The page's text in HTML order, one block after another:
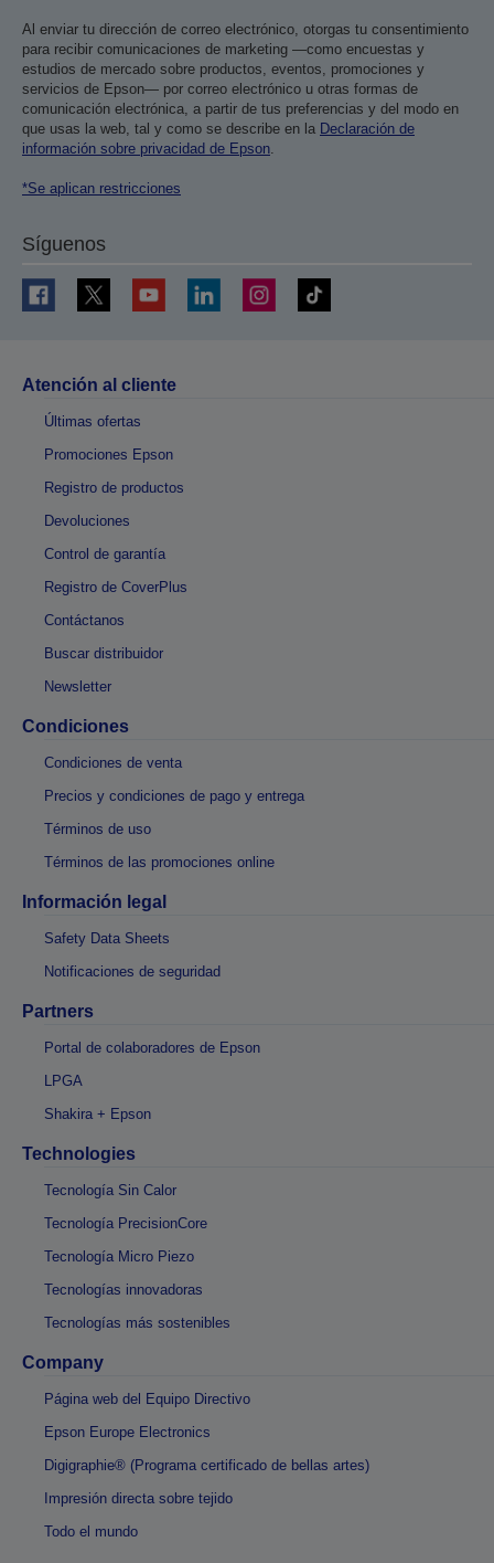
Al enviar tu dirección de correo electrónico, otorgas tu consentimiento
para recibir comunicaciones de marketing —como encuestas y
estudios de mercado sobre productos, eventos, promociones y
servicios de Epson— por correo electrónico u otras formas de
comunicación electrónica, a partir de tus preferencias y del modo en
que usas la web, tal y como se describe en la Declaración de
información sobre privacidad de Epson.
*Se aplican restricciones
Síguenos
Atención al cliente
Últimas ofertas
Promociones Epson
Registro de productos
Devoluciones
Control de garantía
Registro de CoverPlus
Contáctanos
Buscar distribuidor
Newsletter
Condiciones
Condiciones de venta
Precios y condiciones de pago y entrega
Términos de uso
Términos de las promociones online
Información legal
Safety Data Sheets
Notificaciones de seguridad
Partners
Portal de colaboradores de Epson
LPGA
Shakira + Epson
Technologies
Tecnología Sin Calor
Tecnología PrecisionCore
Tecnología Micro Piezo
Tecnologías innovadoras
Tecnologías más sostenibles
Company
Página web del Equipo Directivo
Epson Europe Electronics
Digigraphie® (Programa certificado de bellas artes)
Impresión directa sobre tejido
Todo el mundo